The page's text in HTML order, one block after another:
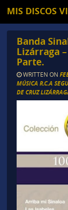
MIS DISCOS
Banda
Lizárraga
Parte.
WRITTEN ON
MÚSICA R.C.A
DE CRUZ